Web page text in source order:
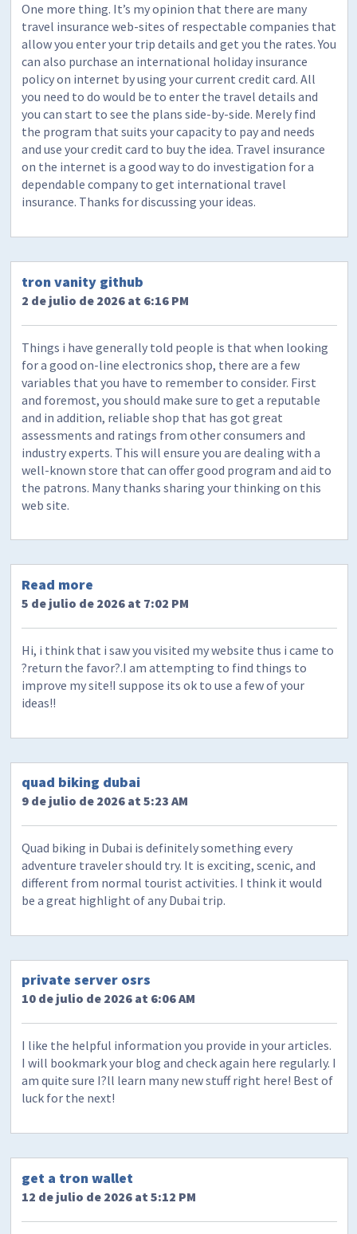
One more thing. It’s my opinion that there are many
travel insurance web-sites of respectable companies that
allow you enter your trip details and get you the rates. You
can also purchase an international holiday insurance
policy on internet by using your current credit card. All
you need to do would be to enter the travel details and
you can start to see the plans side-by-side. Merely find
the program that suits your capacity to pay and needs
and use your credit card to buy the idea. Travel insurance
on the internet is a good way to do investigation for a
dependable company to get international travel
insurance. Thanks for discussing your ideas.
tron vanity github
2 de julio de 2026 at 6:16 PM
Things i have generally told people is that when looking
for a good on-line electronics shop, there are a few
variables that you have to remember to consider. First
and foremost, you should make sure to get a reputable
and in addition, reliable shop that has got great
assessments and ratings from other consumers and
industry experts. This will ensure you are dealing with a
well-known store that can offer good program and aid to
the patrons. Many thanks sharing your thinking on this
web site.
Read more
5 de julio de 2026 at 7:02 PM
Hi, i think that i saw you visited my website thus i came to
?return the favor?.I am attempting to find things to
improve my site!I suppose its ok to use a few of your
ideas!!
quad biking dubai
9 de julio de 2026 at 5:23 AM
Quad biking in Dubai is definitely something every
adventure traveler should try. It is exciting, scenic, and
different from normal tourist activities. I think it would
be a great highlight of any Dubai trip.
private server osrs
10 de julio de 2026 at 6:06 AM
I like the helpful information you provide in your articles.
I will bookmark your blog and check again here regularly. I
am quite sure I?ll learn many new stuff right here! Best of
luck for the next!
get a tron wallet
12 de julio de 2026 at 5:12 PM